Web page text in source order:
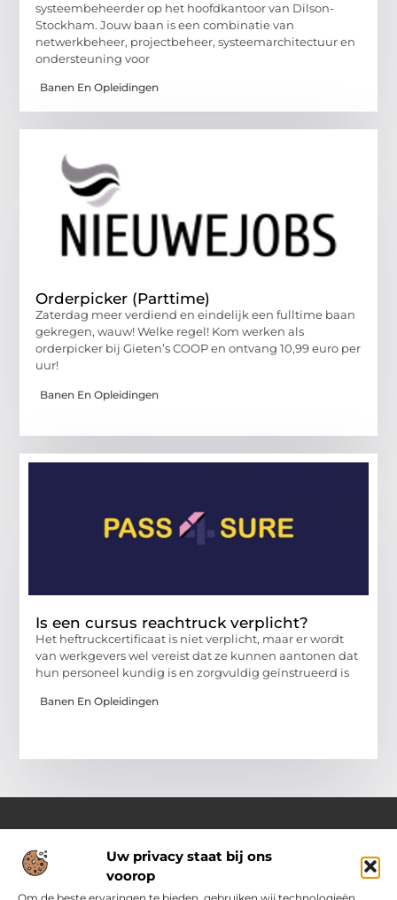
Uw privacy staat bij ons
voorop
systeembeheerder op het hoofdkantoor van Dilson-
Stockham. Jouw baan is een combinatie van
netwerkbeheer, projectbeheer, systeemarchitectuur en
ondersteuning voor
Banen En Opleidingen
Orderpicker (Parttime)
Zaterdag meer verdiend en eindelijk een fulltime baan
gekregen, wauw! Welke regel! Kom werken als
orderpicker bij Gieten’s COOP en ontvang 10,99 euro per
uur!
Banen En Opleidingen
Is een cursus reachtruck verplicht?
Het heftruckcertificaat is niet verplicht, maar er wordt
van werkgevers wel vereist dat ze kunnen aantonen dat
hun personeel kundig is en zorgvuldig geïnstrueerd is
Banen En Opleidingen
Over Pass4sure.nl
Jouw bron voor slimme inzichten en praktische tips
Verken een gevarieerd aanbod aan blogs en artikelen die je